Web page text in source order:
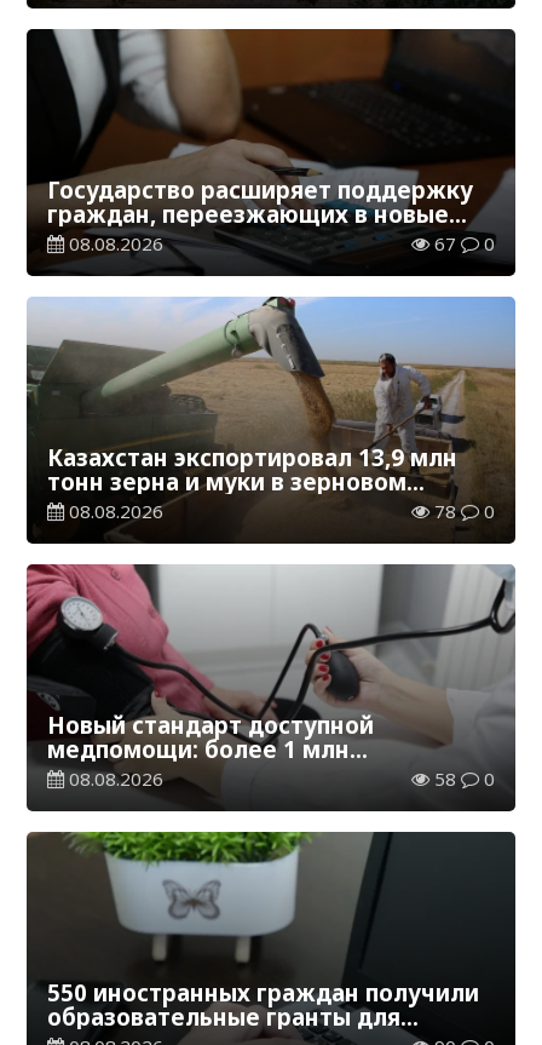
Государство расширяет поддержку
граждан, переезжающих в новые
регионы для работы
08.08.2026 67 0
Казахстан экспортировал 13,9 млн
тонн зерна и муки в зерновом
эквиваленте
08.08.2026 78 0
Новый стандарт доступной
медпомощи: более 1 млн
казахстанцев получили
телемедицинские услуги
08.08.2026 58 0
550 иностранных граждан получили
образовательные гранты для